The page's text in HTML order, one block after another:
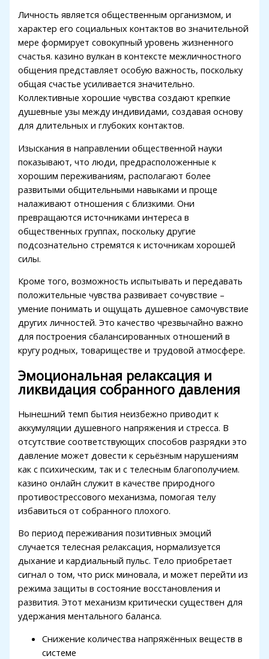
Panel
Panel
Panel
Panel
Panel
Panel
Panel
Panel
panel
panel
panel
giriş
youtube mp3 downloader
Forum
giriş
escort
giriş
giriş
Личность является общественным организмом, и
характер его социальных контактов во значительной
мере формирует совокупный уровень жизненного
счастья. казино вулкан в контексте межличностного
общения представляет особую важность, поскольку
общая счастье усиливается значительно.
Коллективные хорошие чувства создают крепкие
душевные узы между индивидами, создавая основу
для длительных и глубоких контактов.
Изыскания в направлении общественной науки
показывают, что люди, предрасположенные к
хорошим переживаниям, располагают более
развитыми общительными навыками и проще
налаживают отношения с близкими. Они
превращаются источниками интереса в
общественных группах, поскольку другие
подсознательно стремятся к источникам хорошей
силы.
Кроме того, возможность испытывать и передавать
положительные чувства развивает сочувствие –
умение понимать и ощущать душевное самочувствие
других личностей. Это качество чрезвычайно важно
для построения сбалансированных отношений в
кругу родных, товариществе и трудовой атмосфере.
Эмоциональная релаксация и
ликвидация собранного давления
Нынешний темп бытия неизбежно приводит к
аккумуляции душевного напряжения и стресса. В
отсутствие соответствующих способов разрядки это
давление может довести к серьёзным нарушениям
как с психическим, так и с телесным благополучием.
казино онлайн служит в качестве природного
противострессового механизма, помогая телу
избавиться от собранного плохого.
Во период переживания позитивных эмоций
случается телесная релаксация, нормализуется
дыхание и кардиальный пульс. Тело приобретает
сигнал о том, что риск миновала, и может перейти из
режима защиты в состояние восстановления и
развития. Этот механизм критически существен для
удержания ментального баланса.
Снижение количества напряжённых веществ в
системе